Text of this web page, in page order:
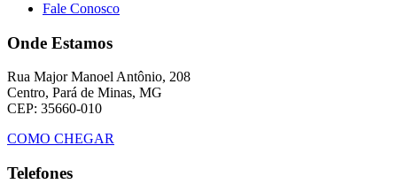
Fale Conosco
Onde Estamos
Rua Major Manoel Antônio, 208
Centro, Pará de Minas, MG
CEP: 35660-010
COMO CHEGAR
Telefones